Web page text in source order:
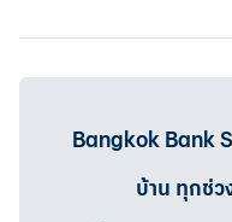
Bangkok Bank
บ้าน ทุกช่ว